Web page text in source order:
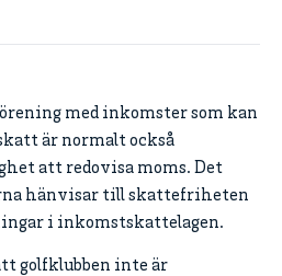
med inkomster som kan
är normalt också
att redovisa moms. Det
hänvisar till skattefriheten
i inkomstskattelagen.
golfklubben inte är